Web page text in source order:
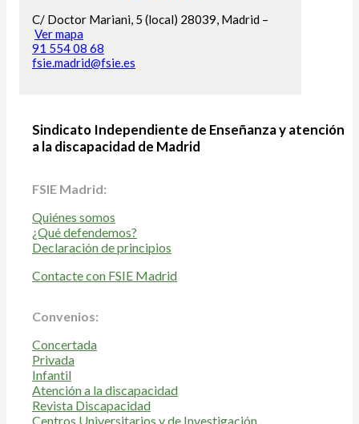
C/ Doctor Mariani, 5 (local) 28039, Madrid –
Ver mapa
91 554 08 68
fsie.madrid@fsie.es
Sindicato Independiente de Enseñanza y atención
a la discapacidad de Madrid
FSIE Madrid:
Quiénes somos
¿Qué defendemos?
Declaración de principios
Contacte con FSIE Madrid
Convenios:
Concertada
Privada
Infantil
Atención a la discapacidad
Revista Discapacidad
Centros Universitarios y de Investigación